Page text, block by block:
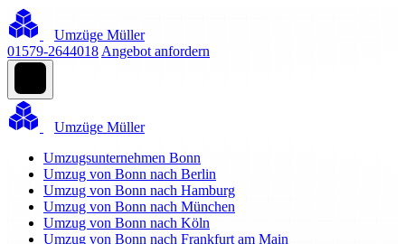
Umzüge Müller
01579-2644018 Angebot anfordern
Umzüge Müller
Umzugsunternehmen Bonn
Umzug von Bonn nach Berlin
Umzug von Bonn nach Hamburg
Umzug von Bonn nach München
Umzug von Bonn nach Köln
Umzug von Bonn nach Frankfurt am Main